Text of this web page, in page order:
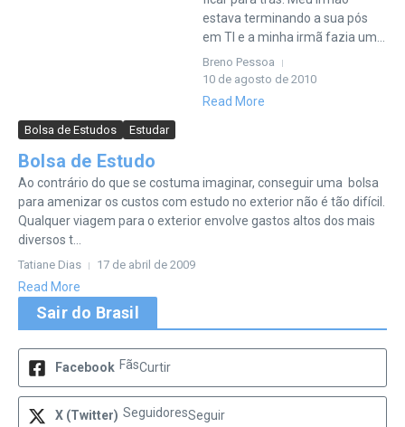
estava terminando a sua pós
em TI e a minha irmã fazia um...
Breno Pessoa
10 de agosto de 2010
Read More
Bolsa de Estudos Estudar
Bolsa de Estudo
Ao contrário do que se costuma imaginar, conseguir uma bolsa
para amenizar os custos com estudo no exterior não é tão difícil.
Qualquer viagem para o exterior envolve gastos altos dos mais
diversos t...
Tatiane Dias 17 de abril de 2009
Read More
Sair do Brasil
Facebook FãsCurtir
X (Twitter) SeguidoresSeguir